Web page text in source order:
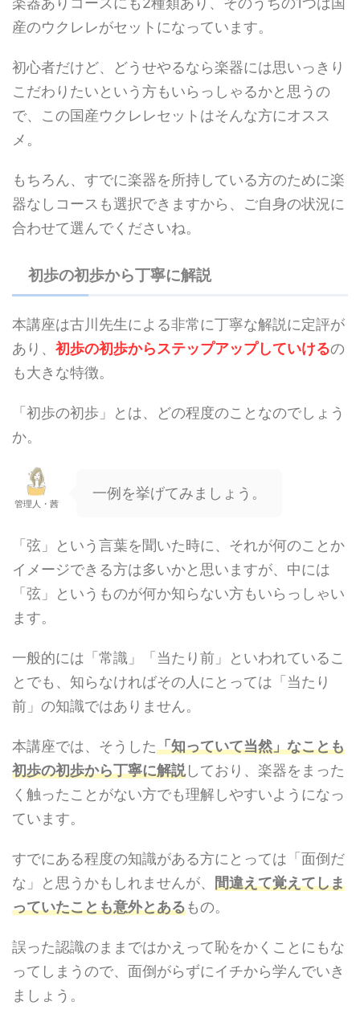
産のウクレレがセットになっています。
初心者だけど、どうせやるなら楽器には思いっきり
こだわりたいという方もいらっしゃるかと思うの
で、この国産ウクレレセットはそんな方にオスス
メ。
もちろん、すでに楽器を所持している方のために楽
器なしコースも選択できますから、ご自身の状況に
合わせて選んでくださいね。
初歩の初歩から丁寧に解説
本講座は古川先生による非常に丁寧な解説に定評が
あり、 初歩の初歩からステップアップしていけるの
も大きな特徴。
「初歩の初歩」とは、どの程度のことなのでしょう
か。
管理人・茜
一例を挙げてみましょう。
「弦」という言葉を聞いた時に、それが何のことか
イメージできる方は多いかと思いますが、中には
「弦」というものが何か知らない方もいらっしゃい
ます。
一般的には「常識」「当たり前」といわれているこ
とでも、知らなければその人にとっては「当たり
前」の知識ではありません。
本講座では、そうした「知っていて当然」なことも
初歩の初歩から丁寧に解説しており、楽器をまった
く触ったことがない方でも理解しやすいようになっ
ています。
すでにある程度の知識がある方にとっては「面倒だ
な」と思うかもしれませんが、 間違えて覚えてしま
っていたことも意外とあるもの。
誤った認識のままではかえって恥をかくことにもな
ってしまうので、面倒がらずにイチから学んでいき
ましょう。